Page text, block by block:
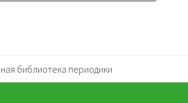
библиотека периодики